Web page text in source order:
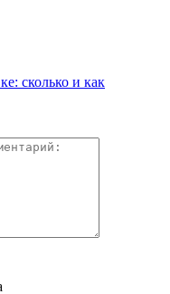
сколько и как